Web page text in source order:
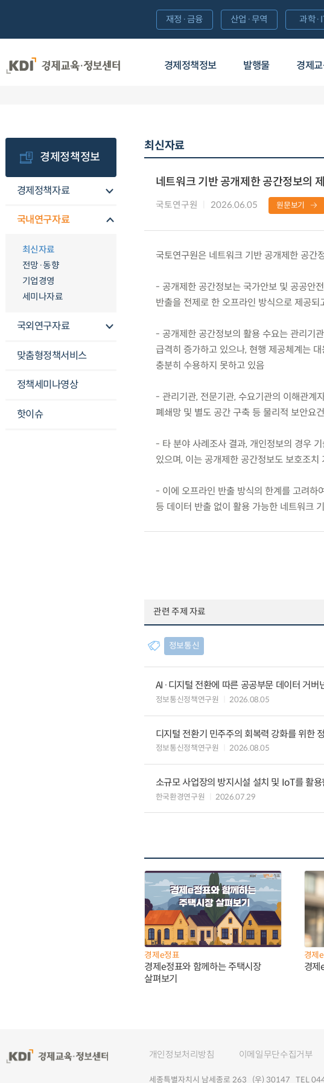
경제정책정보 발행물 경제
재정·금융 산업·무역 과학
경제정책정보
경제정책자료
국내연구자료
최신자료
전망·동향
기업경영
세미나자료
국외연구자료
맞춤형정책서비스
정책세미나영상
핫이슈
최신자료
네트워크 기반 공개제한 공간정보의
국토연구원 2026.06.05 원문보기
국토연구원은 네트워크 기반 공개제한 공간
- 공개제한 공간정보는 국가안보 및 공공안
반출을 전제로 한 오프라인 방식으로 제공되
- 공개제한 공간정보의 활용 수요는 관리
급격히 증가하고 있으나, 현행 제공체계는
충분히 수용하지 못하고 있음
- 관리기관, 전문기관, 수요기관의 이해관계
폐쇄망 및 별도 공간 구축 등 물리적 보안요
- 타 분야 사례조사 결과, 개인정보의 경우
있으며, 이는 공개제한 공간정보도 보호조
- 이에 오프라인 반출 방식의 한계를 고려하
등 데이터 반출 없이 활용 가능한 네트워크
관련 주제 자료
정보통신
AI·디지털 전환에 따른 공공부문 데이터 거버
정보통신정책연구원 2026.08.05
디지털 전환기 민주주의 회복력 강화를 위한
정보통신정책연구원 2026.08.05
소규모 사업장의 방지시설 설치 및 IoT를 활
한국환경연구원 2026.07.29
경제e정표
경제e정표와 함께하는 주택시장
살펴보기
경제
경제
개인정보처리방침 이메일무단수집거부
세종특별자치시 남세종로 263 (우) 30147 TEL